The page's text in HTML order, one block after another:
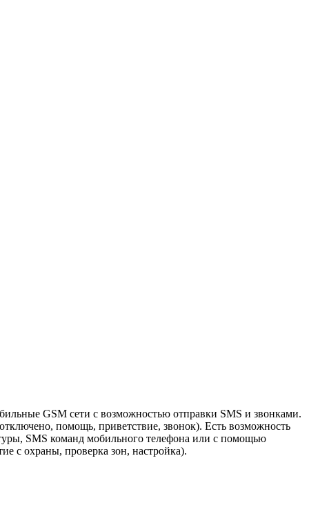
GSM сети с возможностью отправки SMS и звонками.
помощь, приветствие, звонок). Есть возможность
SMS команд мобильного телефона или с помощью
с охраны, проверка зон, настройка).